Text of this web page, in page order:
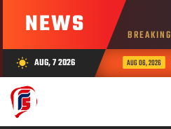
NEWS BREAKING
wb_sunny AUG, 7 2026
acabam dia 12. AUG 06, 2026